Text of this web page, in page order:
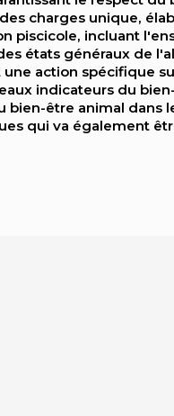
charges unique,
piscicole, incluant
états généraux de
action spécifique
indicateurs du
être animal dans
qui va également